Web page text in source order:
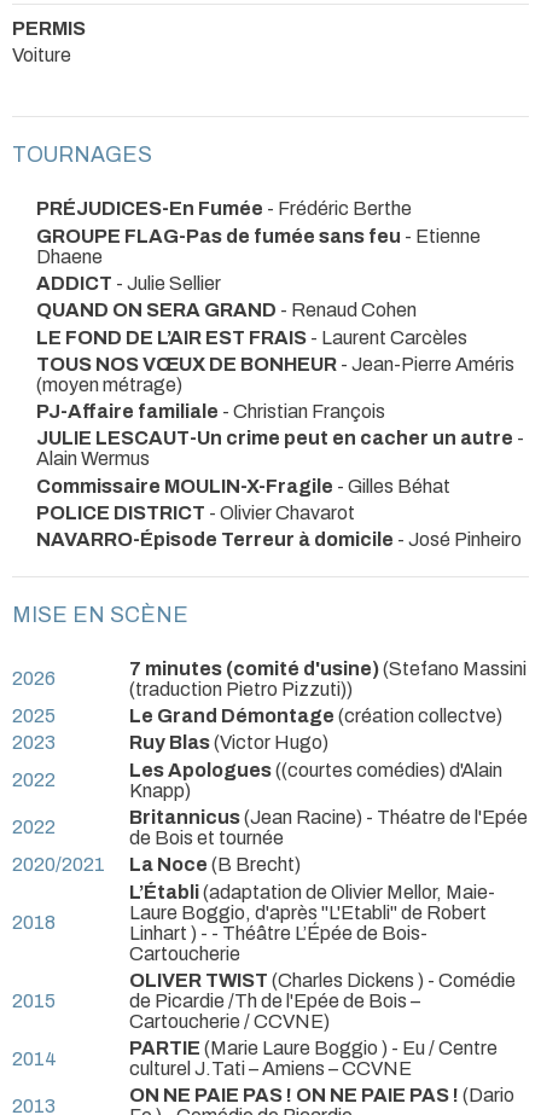
PERMIS
Voiture
TOURNAGES
PRÉJUDICES-En Fumée - Frédéric Berthe
GROUPE FLAG-Pas de fumée sans feu - Etienne
Dhaene
ADDICT - Julie Sellier
QUAND ON SERA GRAND - Renaud Cohen
LE FOND DE L’AIR EST FRAIS - Laurent Carcèles
TOUS NOS VŒUX DE BONHEUR - Jean-Pierre Améris
(moyen métrage)
PJ-Affaire familiale - Christian François
JULIE LESCAUT-Un crime peut en cacher un autre -
Alain Wermus
Commissaire MOULIN-X-Fragile - Gilles Béhat
POLICE DISTRICT - Olivier Chavarot
NAVARRO-Épisode Terreur à domicile - José Pinheiro
MISE EN SCÈNE
2026 7 minutes (comité d'usine)(Stefano Massini
(traduction Pietro Pizzuti))
2025
Le Grand Démontage (création collectve)
2023
Ruy Blas(Victor Hugo)
2022
Les Apologues((courtes comédies) d'Alain
Knapp)
2022
Britannicus(Jean Racine) - Théatre de l'Epée
de Bois et tournée
2020/2021
La Noce (B Brecht)
2018
L’Établi(adaptation de Olivier Mellor, Maie-
Laure Boggio, d'après "L'Etabli" de Robert
Linhart ) - - Théâtre L’Épée de Bois-
Cartoucherie
2015
OLIVER TWIST (Charles Dickens ) - Comédie
de Picardie /Th de l'Epée de Bois –
Cartoucherie / CCVNE)
2014
PARTIE (Marie Laure Boggio ) - Eu / Centre
culturel J.Tati – Amiens – CCVNE
2013
ON NE PAIE PAS ! ON NE PAIE PAS ! (Dario